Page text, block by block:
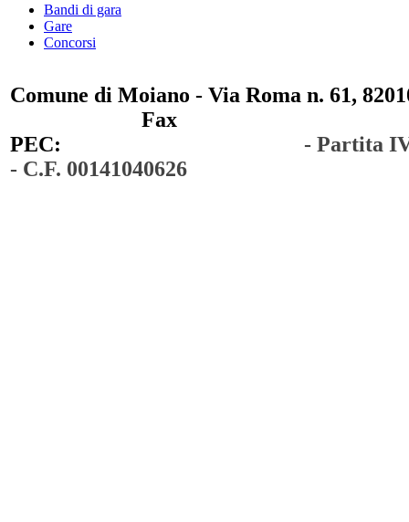
Bandi di gara
Gare
Concorsi
Comune di Moiano - Via Roma n. 61,
Fax
PEC:
- Partita
- C.F. 00141040626